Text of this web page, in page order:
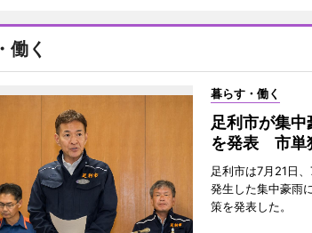
働く
暮らす・働く
足利市が集
を発表 市単
足利市は7月21日
発生した集中豪雨
策を発表した。